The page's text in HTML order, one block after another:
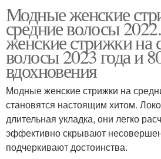
Модные женские
средние волосы
женские стрижки на
волосы 2023 года и
вдохновения
Модные женские стрижки на
становятся настоящим хитом.
длительная укладка, они легко
эффективно скрывают
подчеркивают достоинства.